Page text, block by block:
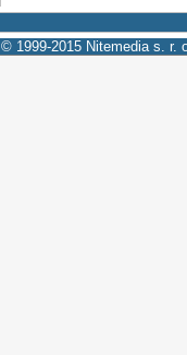
© 1999-2015 Nitemedia s. r.